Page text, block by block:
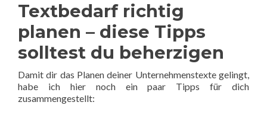
Textbedarf richtig
planen – diese Tipps
solltest du beherzigen
Damit dir das Planen deiner Unternehmenstexte gelingt,
habe ich hier noch ein paar Tipps für dich
zusammengestellt: